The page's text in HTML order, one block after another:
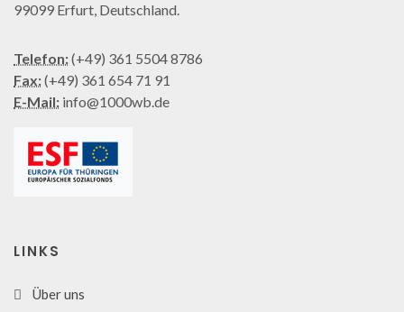
99099 Erfurt, Deutschland.
Telefon:(+49) 361 5504 8786
Fax:(+49) 361 654 71 91
E-Mail: info@1000wb.de
LINKS
Über uns